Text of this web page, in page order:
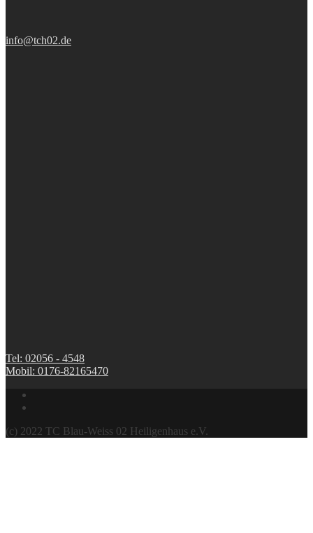
info@tch02.de
Tel: 02056 - 4548
Mobil: 0176-82165470
(c) 2022 TC Blau-Weiss 02 Heiligenhaus e.V.